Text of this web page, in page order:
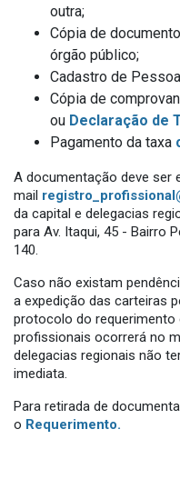
outra;
Cópia de
órgão público;
Cadastro de
Cópia de
ou Declaração de
Pagamento da taxa
A documentação deve ser
mail
da capital e delegacias
para Av. Itaqui, 45 - Bairro
140.
Caso não existam
a expedição das carteiras
protocolo do requerimento
profissionais ocorrerá no
delegacias regionais não
imediata.
Para retirada de
o Requerimento.